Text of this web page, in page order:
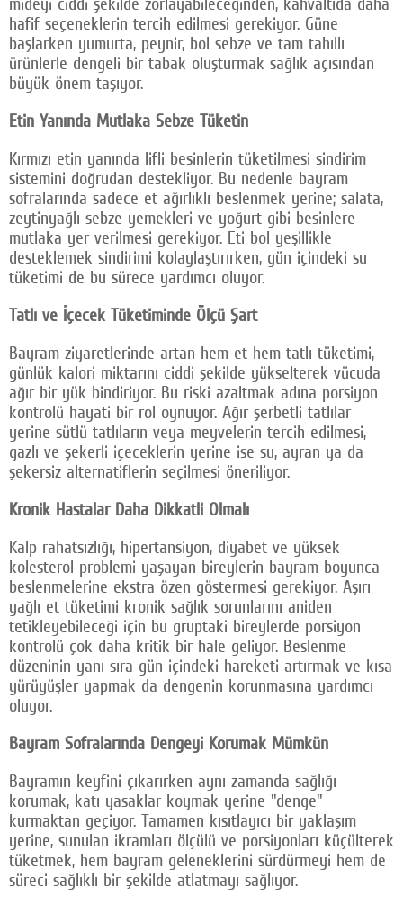
hafif seçeneklerin tercih edilmesi gerekiyor. Güne
başlarken yumurta, peynir, bol sebze ve tam tahıllı
ürünlerle dengeli bir tabak oluşturmak sağlık açısından
büyük önem taşıyor.
Etin Yanında Mutlaka Sebze Tüketin
Kırmızı etin yanında lifli besinlerin tüketilmesi sindirim
sistemini doğrudan destekliyor. Bu nedenle bayram
sofralarında sadece et ağırlıklı beslenmek yerine; salata,
zeytinyağlı sebze yemekleri ve yoğurt gibi besinlere
mutlaka yer verilmesi gerekiyor. Eti bol yeşillikle
desteklemek sindirimi kolaylaştırırken, gün içindeki su
tüketimi de bu sürece yardımcı oluyor.
Tatlı ve İçecek Tüketiminde Ölçü Şart
Bayram ziyaretlerinde artan hem et hem tatlı tüketimi,
günlük kalori miktarını ciddi şekilde yükselterek vücuda
ağır bir yük bindiriyor. Bu riski azaltmak adına porsiyon
kontrolü hayati bir rol oynuyor. Ağır şerbetli tatlılar
yerine sütlü tatlıların veya meyvelerin tercih edilmesi,
gazlı ve şekerli içeceklerin yerine ise su, ayran ya da
şekersiz alternatiflerin seçilmesi öneriliyor.
Kronik Hastalar Daha Dikkatli Olmalı
Kalp rahatsızlığı, hipertansiyon, diyabet ve yüksek
kolesterol problemi yaşayan bireylerin bayram boyunca
beslenmelerine ekstra özen göstermesi gerekiyor. Aşırı
yağlı et tüketimi kronik sağlık sorunlarını aniden
tetikleyebileceği için bu gruptaki bireylerde porsiyon
kontrolü çok daha kritik bir hale geliyor. Beslenme
düzeninin yanı sıra gün içindeki hareketi artırmak ve kısa
yürüyüşler yapmak da dengenin korunmasına yardımcı
oluyor.
Bayram Sofralarında Dengeyi Korumak Mümkün
Bayramın keyfini çıkarırken aynı zamanda sağlığı
korumak, katı yasaklar koymak yerine "denge"
kurmaktan geçiyor. Tamamen kısıtlayıcı bir yaklaşım
yerine, sunulan ikramları ölçülü ve porsiyonları küçülterek
tüketmek, hem bayram geleneklerini sürdürmeyi hem de
süreci sağlıklı bir şekilde atlatmayı sağlıyor.